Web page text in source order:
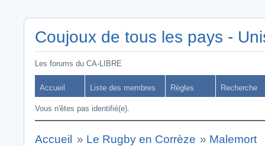
Coujoux de tous les pays -
Les forums du CA-LIBRE
Accueil Liste des membres Règles Recherche
Vous n'êtes pas identifié(e).
Accueil » Le Rugby en Corrèze » Malemort